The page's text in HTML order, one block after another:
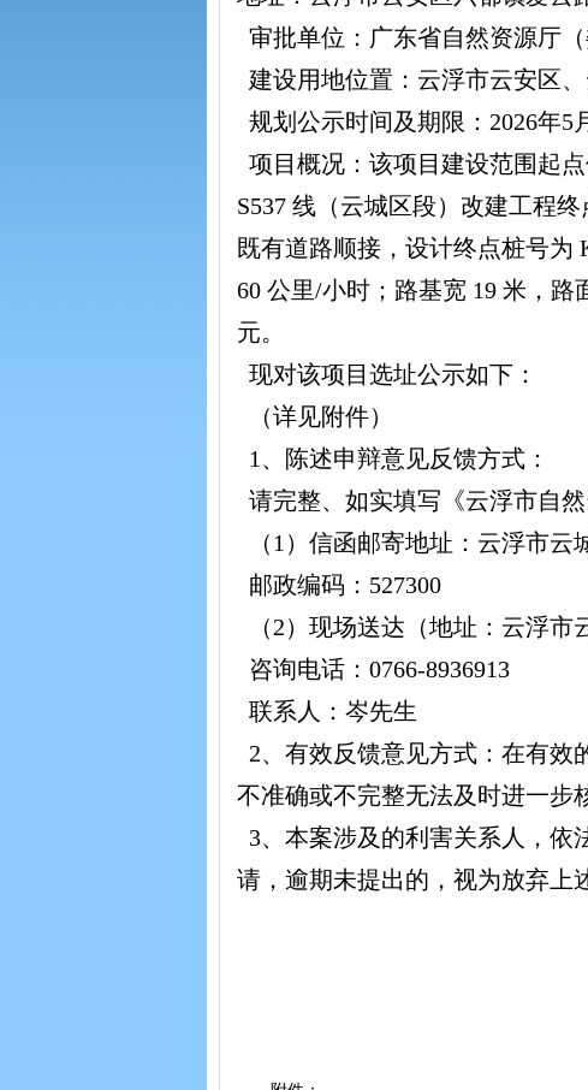
审批单位：广东省自然资源厅
建设用地位置：云浮市云安区
规划公示时间及期限：2026年
项目概况：该项目建设范围起
S537 线（云城区段）改建工程
既有道路顺接，设计终点桩号为
60 公里/小时；路基宽 19 米，路
元。
现对该项目选址公示如下：
（详见附件）
1、陈述申辩意见反馈方式：
请完整、如实填写《云浮市自
（1）信函邮寄地址：云浮市云
邮政编码：527300
（2）现场送达（地址：云浮市
咨询电话：0766-8936913
联系人：岑先生
2、有效反馈意见方式：在有效
不准确或不完整无法及时进一步
3、本案涉及的利害关系人，依
请，逾期未提出的，视为放弃